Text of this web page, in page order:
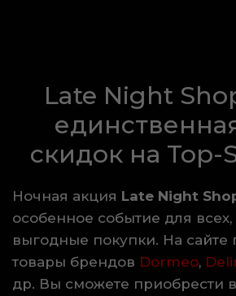
Late Night
скидок на Top-
Ночная акция Late Night
особенное событие для всех,
выгодные покупки. На сайте
товары брендов Dormeo,
др. Вы сможете приобрести